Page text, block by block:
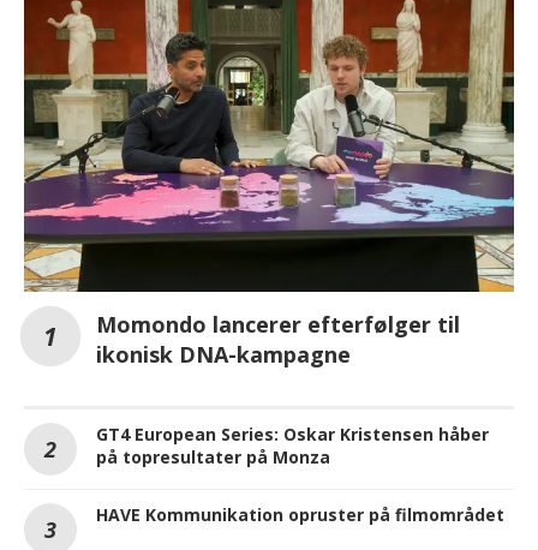
Momondo lancerer efterfølger til
ikonisk DNA-kampagne
GT4 European Series: Oskar Kristensen håber
på topresultater på Monza
HAVE Kommunikation opruster på filmområdet